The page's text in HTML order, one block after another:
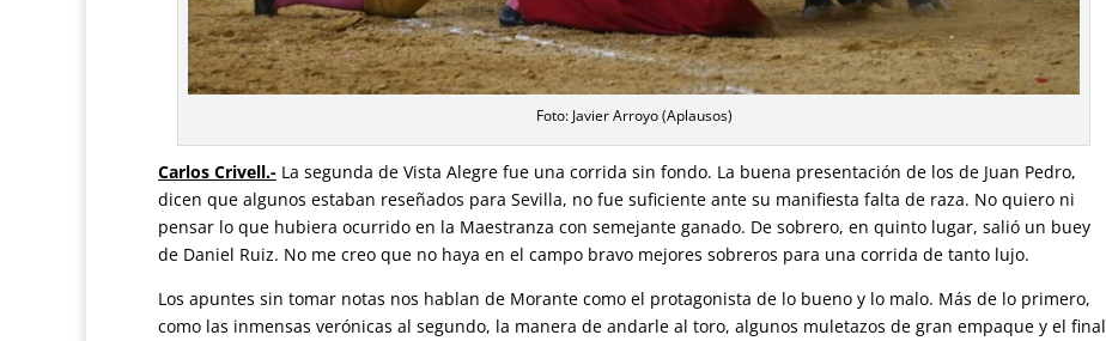
Foto: Javier Arroyo (Aplausos)
Carlos Crivell.- La segunda de Vista Alegre fue una corrida sin fondo. La buena presentación de los de Juan Pedro,
dicen que algunos estaban reseñados para Sevilla, no fue suficiente ante su manifiesta falta de raza. No quiero ni
pensar lo que hubiera ocurrido en la Maestranza con semejante ganado. De sobrero, en quinto lugar, salió un buey
de Daniel Ruiz. No me creo que no haya en el campo bravo mejores sobreros para una corrida de tanto lujo.
Los apuntes sin tomar notas nos hablan de Morante como el protagonista de lo bueno y lo malo. Más de lo primero,
como las inmensas verónicas al segundo, la manera de andarle al toro, algunos muletazos de gran empaque y el final